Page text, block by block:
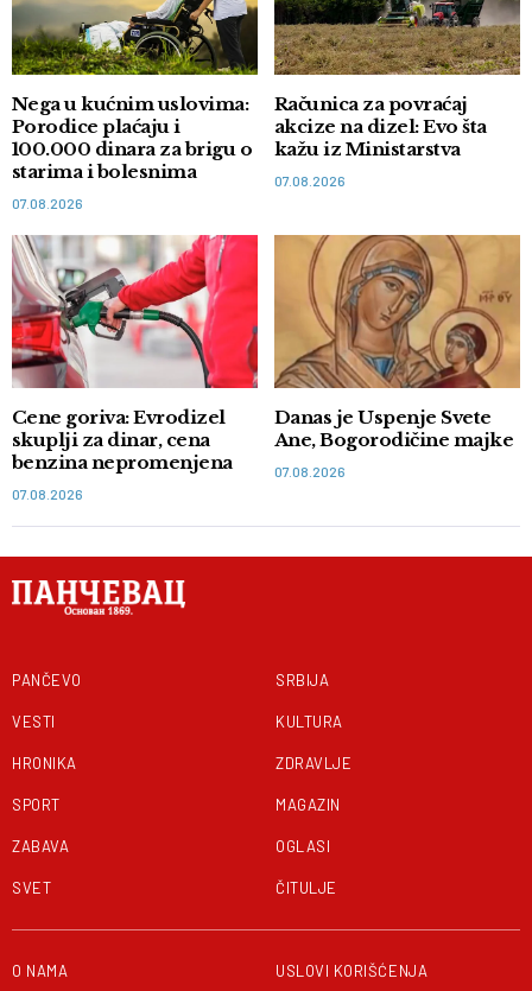
Nega u kućnim uslovima:
Porodice plaćaju i
100.000 dinara za brigu o
starima i bolesnima
07.08.2026
Računica za povraćaj
akcize na dizel: Evo šta
kažu iz Ministarstva
07.08.2026
Cene goriva: Evrodizel
skuplji za dinar, cena
benzina nepromenjena
07.08.2026
Danas je Uspenje Svete
Ane, Bogorodičine majke
07.08.2026
PANČEVO
VESTI
HRONIKA
SPORT
ZABAVA
SVET
SRBIJA
KULTURA
ZDRAVLJE
MAGAZIN
OGLASI
ČITULJE
O NAMA USLOVI KORIŠĆENJA